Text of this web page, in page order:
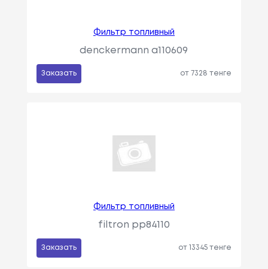
Фильтр топливный
denckermann a110609
Заказать от 7328 тенге
Фильтр топливный
filtron pp84110
Заказать от 13345 тенге